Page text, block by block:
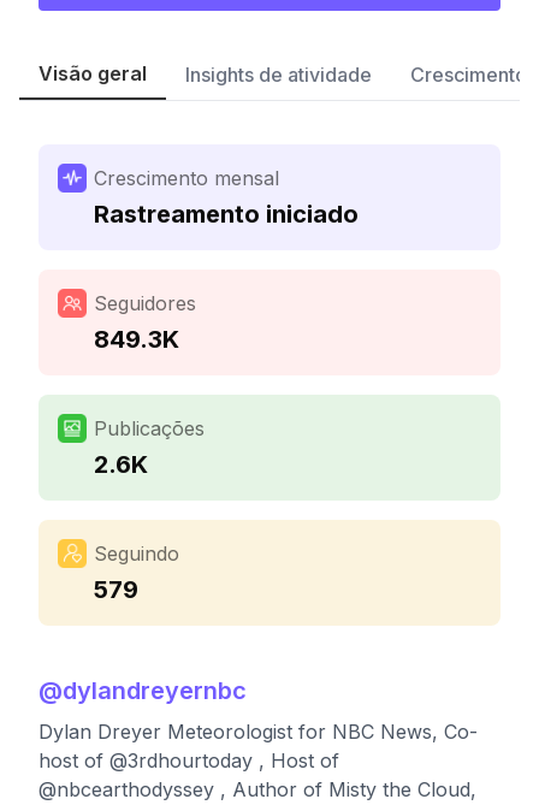
Visão geral Insights de atividade Crescimento
Crescimento mensal
Rastreamento iniciado
Seguidores
849.3K
Publicações
2.6K
Seguindo
579
@dylandreyernbc
Dylan Dreyer Meteorologist for NBC News, Co-
host of @3rdhourtoday , Host of
@nbcearthodyssey , Author of Misty the Cloud,